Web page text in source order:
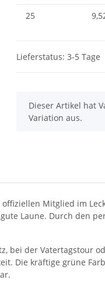
25
Lieferstatus: 3-5 Tage
x
Dieser Artikel hat
Variation aus.
Mitglied im
Laune. Durch den
bei der Vatertagstour
Die kräftige grüne